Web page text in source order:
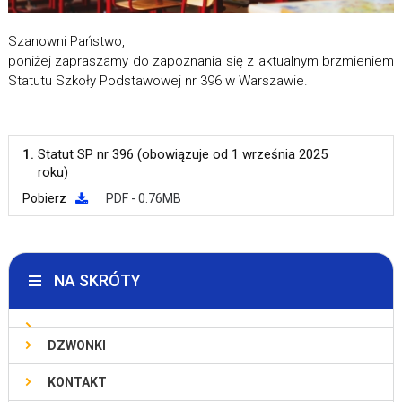
Szanowni Państwo,
poniżej zapraszamy do zapoznania się z aktualnym brzmieniem
Statutu Szkoły Podstawowej nr 396 w Warszawie.
1. Statut SP nr 396 (obowiązuje od 1 września 2025
roku)
Pobierz PDF - 0.76MB
NA SKRÓTY
DZWONKI
KONTAKT